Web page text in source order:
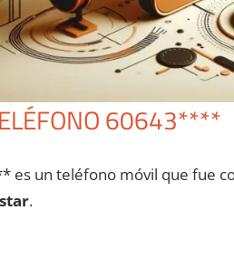
60643****
un teléfono móvil quе fue
.